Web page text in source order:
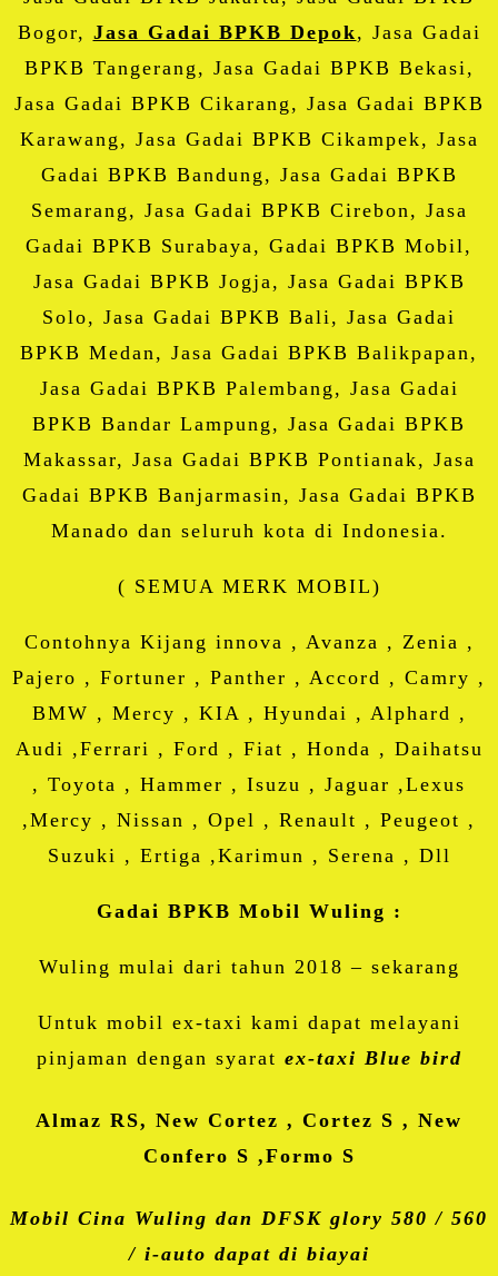
Bogor, Jasa Gadai BPKB Depok, Jasa Gadai
BPKB Tangerang, Jasa Gadai BPKB Bekasi,
Jasa Gadai BPKB Cikarang, Jasa Gadai BPKB
Karawang, Jasa Gadai BPKB Cikampek, Jasa
Gadai BPKB Bandung, Jasa Gadai BPKB
Semarang, Jasa Gadai BPKB Cirebon, Jasa
Gadai BPKB Surabaya, Gadai BPKB Mobil,
Jasa Gadai BPKB Jogja, Jasa Gadai BPKB
Solo, Jasa Gadai BPKB Bali, Jasa Gadai
BPKB Medan, Jasa Gadai BPKB Balikpapan,
Jasa Gadai BPKB Palembang, Jasa Gadai
BPKB Bandar Lampung, Jasa Gadai BPKB
Makassar, Jasa Gadai BPKB Pontianak, Jasa
Gadai BPKB Banjarmasin, Jasa Gadai BPKB
Manado dan seluruh kota di Indonesia.
( SEMUA MERK MOBIL)
Contohnya Kijang innova , Avanza , Zenia ,
Pajero , Fortuner , Panther , Accord , Camry ,
BMW , Mercy , KIA , Hyundai , Alphard ,
Audi ,Ferrari , Ford , Fiat , Honda , Daihatsu
, Toyota , Hammer , Isuzu , Jaguar ,Lexus
,Mercy , Nissan , Opel , Renault , Peugeot ,
Suzuki , Ertiga ,Karimun , Serena , Dll
Gadai BPKB Mobil Wuling :
Wuling mulai dari tahun 2018 – sekarang
Untuk mobil ex-taxi kami dapat melayani
pinjaman dengan syarat ex-taxi Blue bird
Almaz RS, New Cortez , Cortez S , New
Confero S ,Formo S
Mobil Cina Wuling dan DFSK glory 580 / 560
/ i-auto dapat di biayai